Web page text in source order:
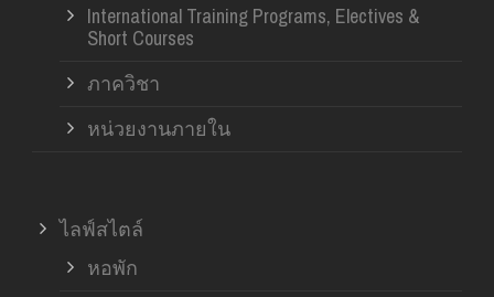
International Training Programs, Electives &
Short Courses
ภาควิชา
หน่วยงานภายใน
ไลฟ์สไตล์
หอพัก